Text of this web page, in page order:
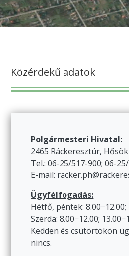
Közérdekű adatok
Polgármesteri Hivatal:
2465 Ráckeresztúr,
Tel.: 06-25/517-900; 06-
E-mail:
Ügyfélfogadás:
Hétfő, péntek: 8.00−12.00;
Szerda: 8.00−12.00;
Kedden és csütörtökön
nincs.